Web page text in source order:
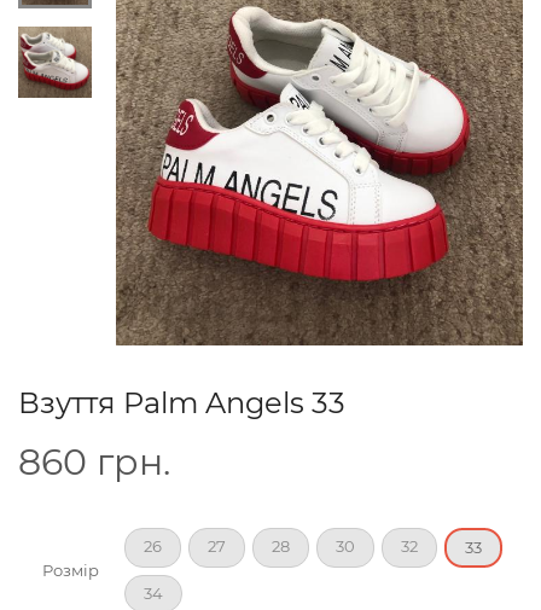
Взуття Palm Angels 33
860 грн.
Розмір
26 27 28 30 32 33
34